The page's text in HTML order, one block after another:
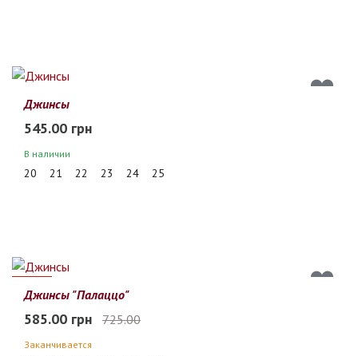
Джинсы
545.00 грн
В наличии
20 21 22 23 24 25
19%
Джинсы "Палаццо"
585.00 грн 725.00
Заканчивается